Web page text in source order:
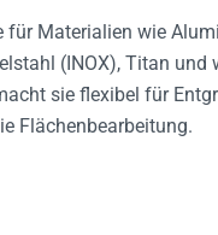
für Materialien wie
(INOX), Titan
sie flexibel für
Flächenbearbeitung.